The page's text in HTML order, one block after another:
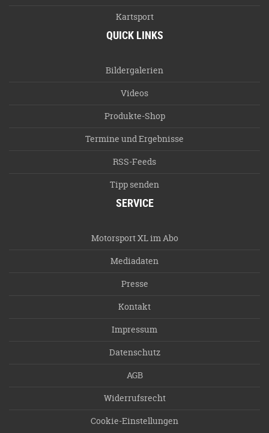
Kartsport
QUICK LINKS
Bildergalerien
Videos
Produkte-Shop
Termine und Ergebnisse
RSS-Feeds
Tipp senden
SERVICE
Motorsport XL im Abo
Mediadaten
Presse
Kontakt
Impressum
Datenschutz
AGB
Widerrufsrecht
Cookie-Einstellungen